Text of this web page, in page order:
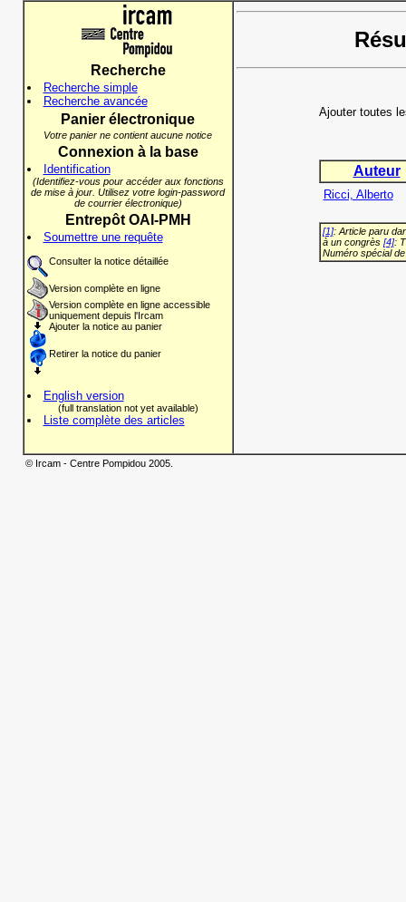
Recherche
Recherche simple
Recherche avancée
Panier électronique
Votre panier ne contient aucune notice
Connexion à la base
Identification
(Identifiez-vous pour accéder aux fonctions
de mise à jour. Utilisez votre login-password
de courrier électronique)
Entrepôt OAI-PMH
Soumettre une requête
Consulter la notice détaillée
Version complète en ligne
Version complète en ligne accessible
uniquement depuis l'Ircam
Ajouter la notice au panier
Retirer la notice du panier
English version
(full translation not yet available)
Liste complète des articles
Ajouter toutes
Auteur
Ricci, Alberto
[1]: Article paru
à un congrès [4]:
Numéro spécial
© Ircam - Centre Pompidou 2005.